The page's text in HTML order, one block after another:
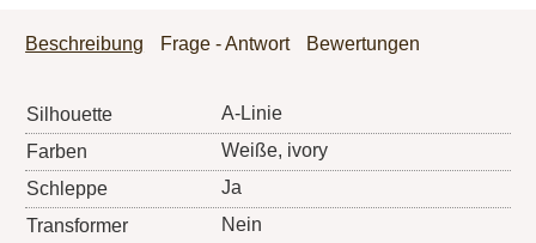
Beschreibung Frage - Antwort Bewertungen
Silhouette
A-Linie
Farben
Weiße, ivory
Schleppe
Ja
Transformer
Nein